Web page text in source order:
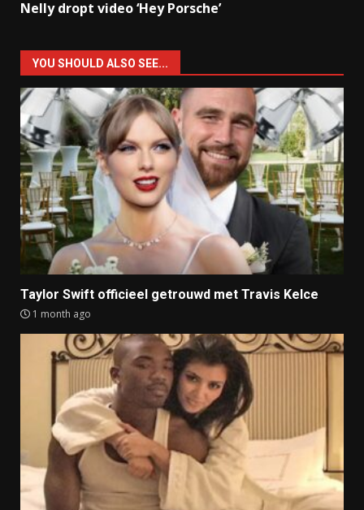
Nelly dropt video ‘Hey Porsche’
YOU SHOULD ALSO SEE...
Taylor Swift officieel getrouwd met Travis Kelce
1 month ago